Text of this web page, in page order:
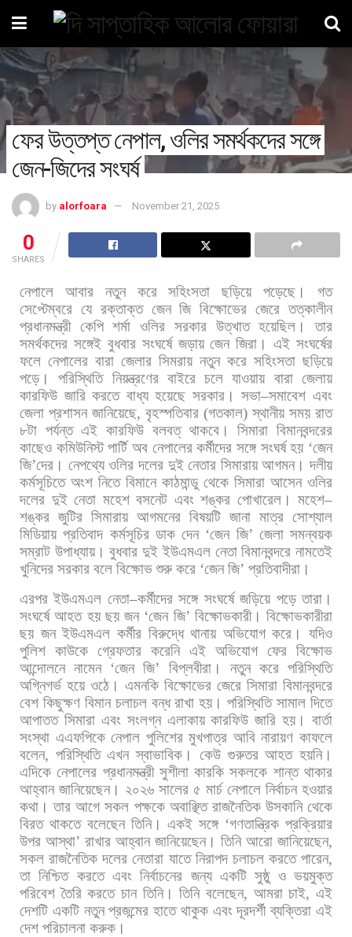
ফের উত্তপ্ত নেপাল, ওলির সমর্থকদের সঙ্গে
জেন-জিদের সংঘর্ষ
by alorfoara November 21, 2025
0
SHARES
নেপালে আবার নতুন করে সহিংসতা ছড়িয়ে পড়েছে।
গত
সেপ্টেম্বরে যে রক্তাক্ত জেন জি বিক্ষোভের জেরে তত্কালীন
প্রধানমন্ত্রী কেপি শর্মা ওলির সরকার উত্খাত হয়েছিল।
তার
সমর্থকদের সঙ্গেই বুধবার সংঘর্ষে জড়ায় জেন জিরা। এই সংঘর্ষের
ফলে নেপালের বারা জেলার সিমরায় নতুন করে সহিংসতা ছড়িয়ে
পড়ে।
পরিস্থিতি নিয়ন্ত্রণের বাইরে চলে যাওয়ায় বারা জেলায়
কারফিউ জারি করতে বাধ্য হয়েছে সরকার। সভা–সমাবেশ এবং
জেলা প্রশাসন জানিয়েছে, বৃহস্পতিবার (গতকাল)স্থানীয় সময় রাত
৮টা পর্যন্ত এই কারফিউ বলবত্ থাকবে। সিমারা বিমানবন্দরের
কাছেও কমিউনিস্ট পার্টি অব নেপালের কর্মীদের সঙ্গে সংঘর্ষ হয় ‘জেন
জি’দের। নেপথ্যে ওলির দলের দুই নেতার সিমারায় আগমন। দলীয়
কর্মসূচিতে অংশ নিতে বিমানে কাঠমান্ডু থেকে সিমারা আসেন ওলির
দলের দুই নেতা মহেশ বসনেট এবং শঙ্কর পোখারেল। মহেশ–
শঙ্কর জুটির সিমারায় আগমনের বিষয়টি জানা মাত্র সোশ্যাল
মিডিয়ায় প্রতিবাদ কর্মসূচির ডাক দেন‘জেন জি’ জেলা সমন্বয়ক
সম্রাট উপাধ্যায়। বুধবার দুই ইউএমএল নেতা বিমানবন্দরে নামতেই
খুনিদের সরকার বলে বিক্ষোভ শুরু করে ‘জেন জি’ প্রতিবাদীরা।
এরপর ইউএমএল নেতা–কর্মীদের সঙ্গে সংঘর্ষে জড়িয়ে পড়ে তারা।
সংঘর্ষে আহত হয় ছয় জন‘জেন জি’ বিক্ষোভকারী। বিক্ষোভকারীরা
ছয় জন ইউএমএল কর্মীর বিরুদ্ধে থানায় অভিযোগ করে।
যদিও
পুলিশ কাউকে গ্রেফতার করেনি এই অভিযোগ ফের বিক্ষোভ
আন্দোলনে নামেন‘জেন জি’ বিপ্লবীরা। নতুন করে পরিস্থিতি
অগ্নিগর্ভ হয়ে ওঠে। এমনকি বিক্ষোভের জেরে সিমারা বিমানবন্দরে
বেশ কিছুক্ষণ বিমান চলাচল বন্ধ রাখা হয়। পরিস্থিতি সামাল দিতে
আপাতত সিমারা এবং সংলগ্ন এলাকায় কারফিউ জারি হয়। বার্তা
সংস্থা এএফপিকে নেপাল পুলিশের মুখপাত্র আবি নারায়ণ কাফলে
বলেন, পরিস্থিতি এখন স্বাভাবিক। কেউ গুরুতর আহত হয়নি।
এদিকে নেপালের প্রধানমন্ত্রী সুশীলা কারকি সকলকে শান্ত থাকার
আহ্বান জানিয়েছেন। ২০২৬ সালের ৫ মার্চ নেপালে নির্বাচন হওয়ার
কথা। তার আগে সকল পক্ষকে অবাঞ্ছিত রাজনৈতিক উসকানি থেকে
বিরত থাকতে বলেছেন তিনি। একই সঙ্গে‘গণতান্ত্রিক প্রক্রিয়ার
উপর আস্থা’ রাখার আহ্বান জানিয়েছেন। তিনি আরো জানিয়েছেন,
সকল রাজনৈতিক দলের নেতারা যাতে নিরাপদ চলাচল করতে পারেন,
তা নিশ্চিত করতে এবং নির্বাচনের জন্য একটি সুষ্ঠু ও ভয়মুক্ত
পরিবেশ তৈরি করতে চান তিনি। তিনি বলেছেন, আমরা চাই,এই
দেশটি একটি নতুন প্রজন্মের হাতে থাকুক এবং দূরদর্শী ব্যক্তিরা এই
দেশ পরিচালনা করুক।